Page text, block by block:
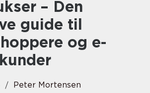
guide til
og e-
Peter Mortensen